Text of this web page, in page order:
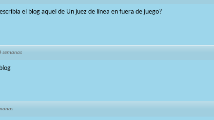
el blog aquel de Un juez de línea en fuera de juego?
semanas